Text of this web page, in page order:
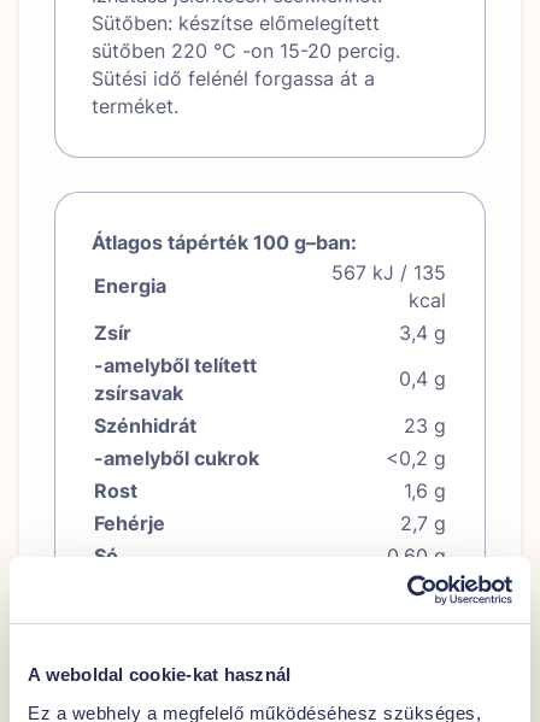
A weboldal cookie-kat használ
Ez a webhely a megfelelő működéséhesz szükséges,
Sütőben: készítse előmelegített
sütőben 220 °C -on 15-20 percig.
Sütési idő felénél forgassa át a
terméket.
Átlagos tápérték 100 g–ban:
Energia
567 kJ / 135
kcal
Zsír
3,4 g
-amelyből telített
zsírsavak
0,4 g
Szénhidrát
23 g
-amelyből cukrok
<0,2 g
Rost
1,6 g
Fehérje
2,7 g
Só
0,60 g